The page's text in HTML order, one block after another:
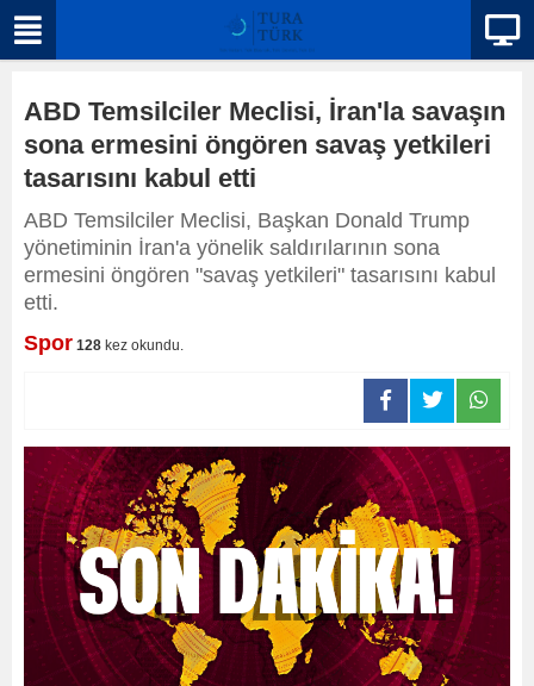
ABD Temsilciler Meclisi, İran'la savaşın
sona ermesini öngören savaş yetkileri
tasarısını kabul etti
ABD Temsilciler Meclisi, Başkan Donald Trump
yönetiminin İran'a yönelik saldırılarının sona
ermesini öngören "savaş yetkileri" tasarısını kabul
etti.
Spor 128 kez okundu.